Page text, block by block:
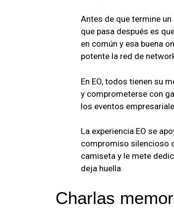
Antes de que termine
que pasa después es
en común y esa buena
potente la red de
En EO, todos tienen su
y comprometerse con
los eventos
La experiencia EO se
compromiso silencioso
camiseta y le mete
deja huella.
Charlas